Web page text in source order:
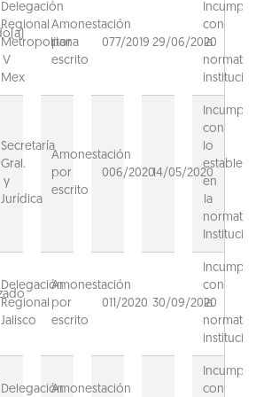
Delegación
Regional
Metropolitana
V
Mex
Amonestación
por
escrito
077/2019 29/06/2020
con
la
Secretaría
Gral.
y
Jurídica
Amonestación
por
escrito
006/202014/05/2020
con
lo
en
la
Delegación
Regional
Jalisco
Amonestación
por
escrito
011/2020 30/09/2020
con
la
DelegaciónAmonestación
con